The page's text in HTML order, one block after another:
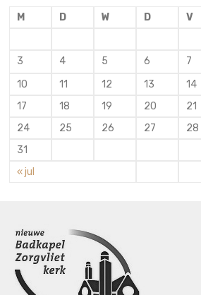
M
D W D V
3
4 5 6 7
10
11 12 13 14
17
18 19 20 21
24
25 26 27 28
31
« jul